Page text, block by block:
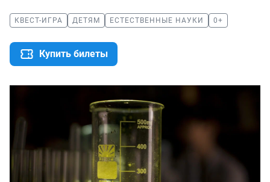
КВЕСТ-ИГРА ДЕТЯМ ЕСТЕСТВЕННЫЕ НАУКИ 0+
Купить билеты